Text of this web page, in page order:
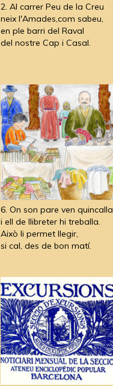
2. Al carrer Peu de la Creu
neix l'Amades,com sabeu,
en ple barri del Raval
del nostre Cap i Casal.
6. On son pare ven quincalla
i ell de llibreter hi treballa.
Això li permet llegir,
si cal, des de bon matí.